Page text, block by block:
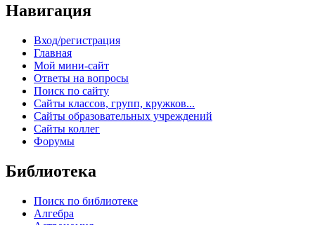
Навигация
Вход/регистрация
Главная
Мой мини-сайт
Ответы на вопросы
Поиск по сайту
Сайты классов, групп, кружков...
Сайты образовательных учреждений
Сайты коллег
Форумы
Библиотека
Поиск по библиотеке
Алгебра